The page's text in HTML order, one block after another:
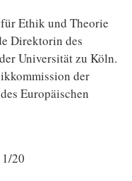
Ethik und Theorie
Direktorin des
Universität zu Köln.
der
Europäischen
20